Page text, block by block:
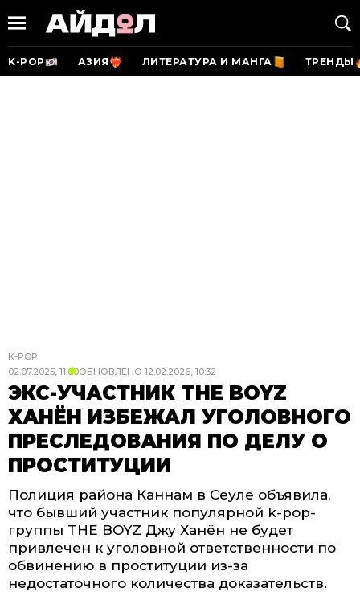
K-POP АЗИЯ ЛИТЕРАТУРА И МАНГА ТРЕНДЫ
K-POP
02.07.2025, 11:00ОБНОВЛЕНО 12.02.2026, 10:32
ЭКС-УЧАСТНИК THE BOYZ
ХАНЁН ИЗБЕЖАЛ УГОЛОВНОГО
ПРЕСЛЕДОВАНИЯ ПО ДЕЛУ О
ПРОСТИТУЦИИ
Полиция района Каннам в Сеуле объявила,
что бывший участник популярной k-pop-
группы THE BOYZ Джу Ханён не будет
привлечен к уголовной ответственности по
обвинению в проституции из-за
недостаточного количества доказательств.